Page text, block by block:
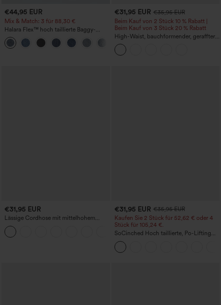
€44,95 EUR
Mix & Match: 3 für 88,30 €
Halara Flex™ hoch taillierte Baggy-
Jeans mit Taschen, weitem Bein,
stonewashed, lässig
€31,95 EUR €35,95 EUR
Beim Kauf von 2 Stück 10 % Rabatt |
Beim Kauf von 3 Stück 20 % Rabatt
High-Waist, bauchformender, geraffter
Midirock mit geschwungenem Saum, 2-
in-1 Fleece/PU, lässig
€31,95 EUR
Lässige Cordhose mit mittelhohem
Bund, Reißverschluss und Seitentaschen
+7
€31,95 EUR €35,95 EUR
Kaufen Sie 2 Stück für 52,62 € oder 4
Stück für 105,24 €.
SoCinched Hoch taillierte, Po-Lifting
7/8-Trainingsleggings mit
Bauchkontrolle und Seitentaschen